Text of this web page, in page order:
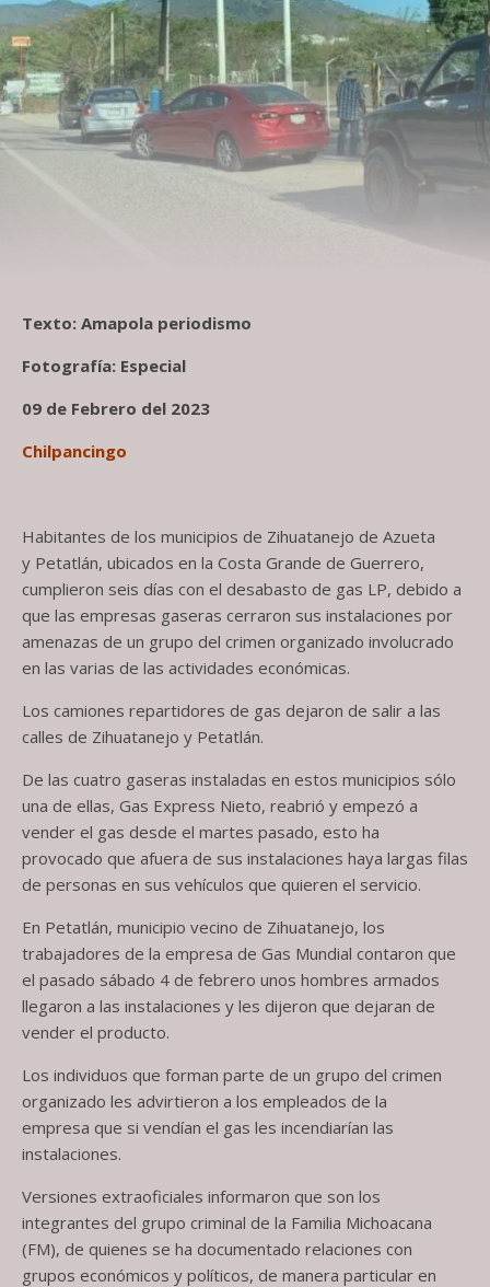
Texto: Amapola periodismo
Fotografía: Especial
09 de Febrero del 2023
Chilpancingo
Habitantes de los municipios de Zihuatanejo de Azueta
y Petatlán, ubicados en la Costa Grande de Guerrero,
cumplieron seis días con el desabasto de gas LP, debido a
que las empresas gaseras cerraron sus instalaciones por
amenazas de un grupo del crimen organizado involucrado
en las varias de las actividades económicas.
Los camiones repartidores de gas dejaron de salir a las
calles de Zihuatanejo y Petatlán.
De las cuatro gaseras instaladas en estos municipios sólo
una de ellas, Gas Express Nieto, reabrió y empezó a
vender el gas desde el martes pasado, esto ha
provocado que afuera de sus instalaciones haya largas filas
de personas en sus vehículos que quieren el servicio.
En Petatlán, municipio vecino de Zihuatanejo, los
trabajadores de la empresa de Gas Mundial contaron que
el pasado sábado 4 de febrero unos hombres armados
llegaron a las instalaciones y les dijeron que dejaran de
vender el producto.
Los individuos que forman parte de un grupo del crimen
organizado les advirtieron a los empleados de la
empresa que si vendían el gas les incendiarían las
instalaciones.
Versiones extraoficiales informaron que son los
integrantes del grupo criminal de la Familia Michoacana
(FM), de quienes se ha documentado relaciones con
grupos económicos y políticos, de manera particular en